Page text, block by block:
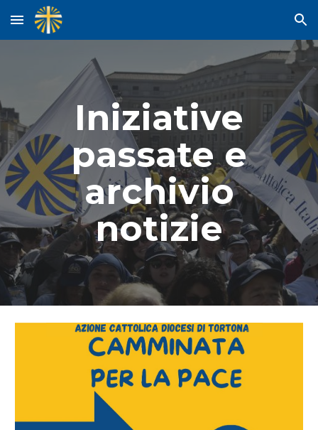
Skip to main content Skip to navigation
Iniziative
passate e
archivio
notizie